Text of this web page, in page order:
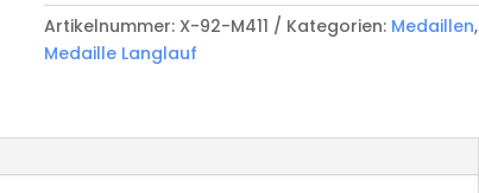
92-
M411
Artikelnummer: X-92-M411 Kategorien: Medaillen,
Medaille Langlauf